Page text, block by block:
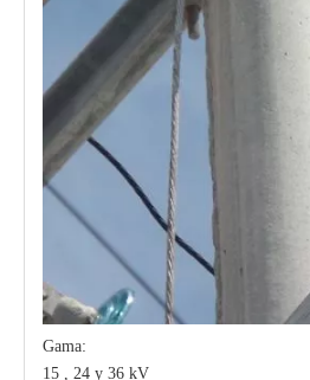
Gama:
15 , 24 y 36 kV